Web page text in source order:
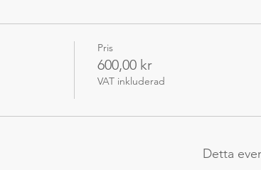
Pris
600,00 kr
VAT inkluderad
Detta